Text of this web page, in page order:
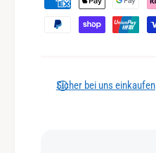
a
Sicher bei uns einkaufen